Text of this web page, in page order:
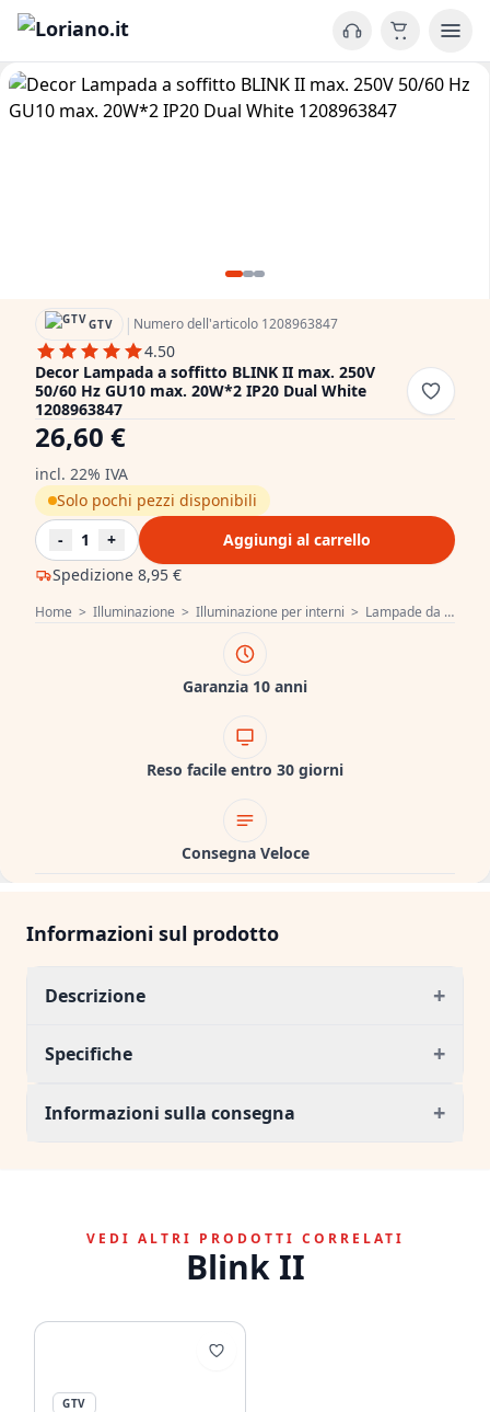
Home > Illuminazione > Illuminazione per interni > Lampade da soffitto
GTV | Numero dell'articolo 1208963847
4.50
Decor Lampada a soffitto BLINK II max. 250V
50/60 Hz GU10 max. 20W*2 IP20 Dual White
1208963847
26,60 €
incl. 22% IVA
Spedizione 8,95 €
Solo pochi pezzi disponibili
-
1 + Aggiungi al carrello
Garanzia 10 anni
Reso facile entro 30 giorni
Consegna Veloce
Informazioni sul prodotto
Descrizione +
Specifiche +
Informazioni sulla consegna +
VEDI ALTRI PRODOTTI CORRELATI
Blink II
GTV